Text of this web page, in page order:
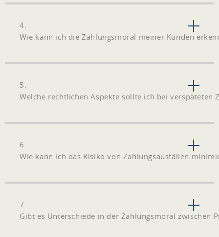
4.
Wie kann ich die Zahlungsmoral meiner Kunden
5.
Welche rechtlichen Aspekte sollte ich bei verspäteten
6.
Wie kann ich das Risiko von Zahlungsausfällen
7.
Gibt es Unterschiede in der Zahlungsmoral zwischen